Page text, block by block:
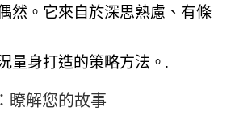
然。它來自於深思熟慮、有條
量身打造的策略方法。.
瞭解您的故事